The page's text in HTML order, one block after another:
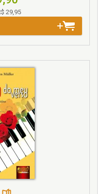
29,95